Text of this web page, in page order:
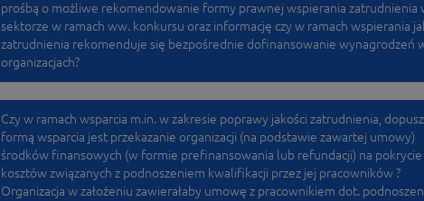
prośbą o możliwe rekomendowanie formy prawnej wspierania zatrudnienia
sektorze w ramach ww. konkursu oraz informację czy w ramach wspierania
zatrudnienia rekomenduje się bezpośrednie dofinansowanie wynagrodzeń
organizacjach?
Czy w ramach wsparcia m.in. w zakresie poprawy jakości zatrudnienia,
formą wsparcia jest przekazanie organizacji (na podstawie zawartej umowy)
środków finansowych (w formie prefinansowania lub refundacji) na pokrycie
kosztów związanych z podnoszeniem kwalifikacji przez jej pracowników ?
Organizacja w założeniu zawierałaby umowę z pracownikiem dot.